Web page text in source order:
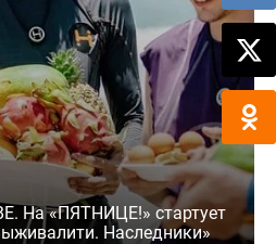
На «ПЯТНИЦЕ!» стартует
Наследники»